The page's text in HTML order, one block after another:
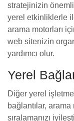
stratejinizin önemli
yerel etkinliklerle
arama motorları
web sitenizin
yardımcı olur.
Yerel
Diğer yerel
bağlantılar,
sıralamanızı